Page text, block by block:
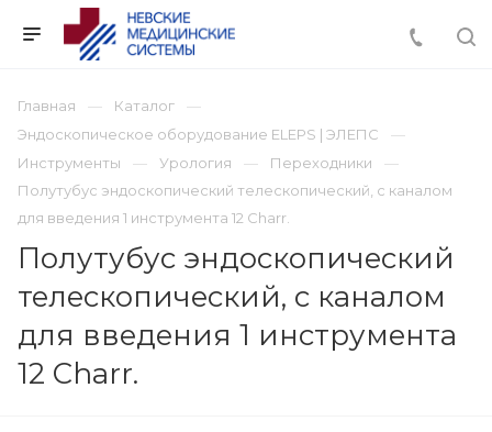
Главная
Каталог
Эндоскопическое оборудование ELEPS | ЭЛЕПС
Инструменты
Урология
Переходники
Полутубус эндоскопический телескопический, с каналом
для введения 1 инструмента 12 Charr.
Полутубус эндоскопический
телескопический, с каналом
для введения 1 инструмента
12 Charr.